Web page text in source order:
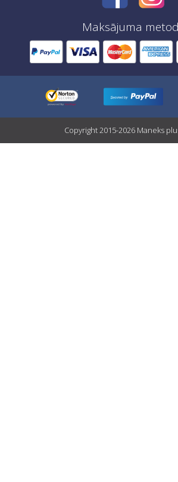
Maksājuma
Copyright 2015-2026 Maneks